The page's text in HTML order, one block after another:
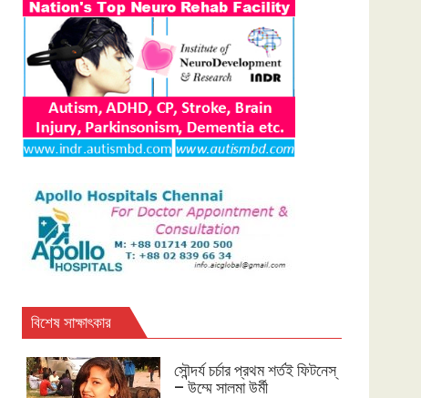
বিশেষ সাক্ষাৎকার
সৌন্দর্য চর্চার প্রথম শর্তই ফিটনেস্
– উম্মে সালমা উর্মী